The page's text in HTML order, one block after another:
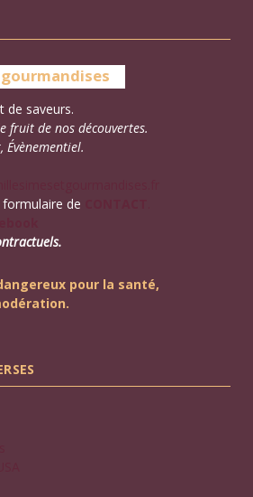
gourmandises
de saveurs.
fruit de nos découvertes.
Évènementiel.
de
pour la santé,